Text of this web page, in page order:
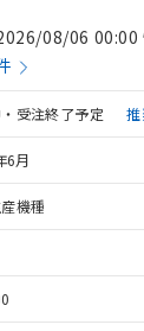
08/06 00:00
受注終了予定
6月
機種